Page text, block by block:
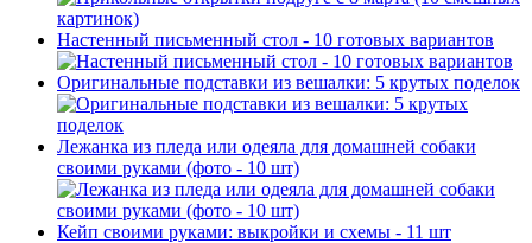
Настенный письменный стол - 10 готовых вариантов
Оригинальные подставки из вешалки: 5 крутых поделок
Лежанка из пледа или одеяла для домашней собаки
своими руками (фото - 10 шт)
Кейп своими руками: выкройки и схемы - 11 шт